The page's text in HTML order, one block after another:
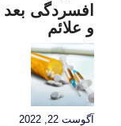
افسردگی
و علائم
آگوست 22, 2022